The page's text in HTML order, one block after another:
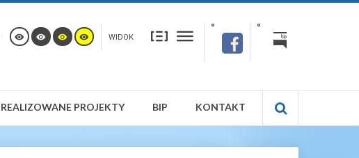
WIDOK
REALIZOWANE PROJEKTY BIP KONTAKT